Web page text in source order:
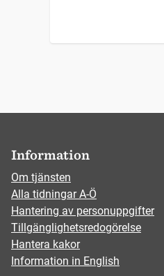
Information
Om tjänsten
Alla tidningar A-Ö
Hantering av personuppgifter
Tillgänglighetsredogörelse
Hantera kakor
Information in English